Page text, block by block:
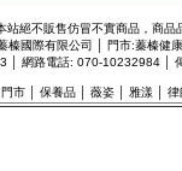
站絕不販售仿冒不實商品，商品
榛國際有限公司 │ 門市:蓁榛健
│ 網路電話: 070-10232984 │
門市│ 保養品│ 薇姿│ 雅漾 律